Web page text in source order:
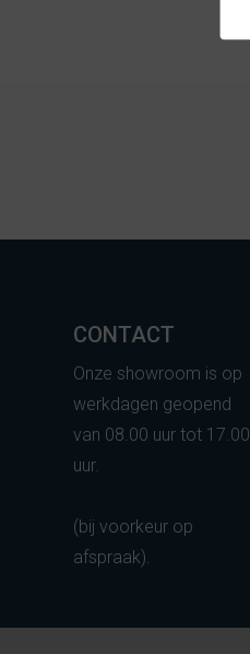
CONTACT
Onze showroom is op
werkdagen geopend
van 08.00 uur tot 17.00
uur.
(bij voorkeur op
afspraak).